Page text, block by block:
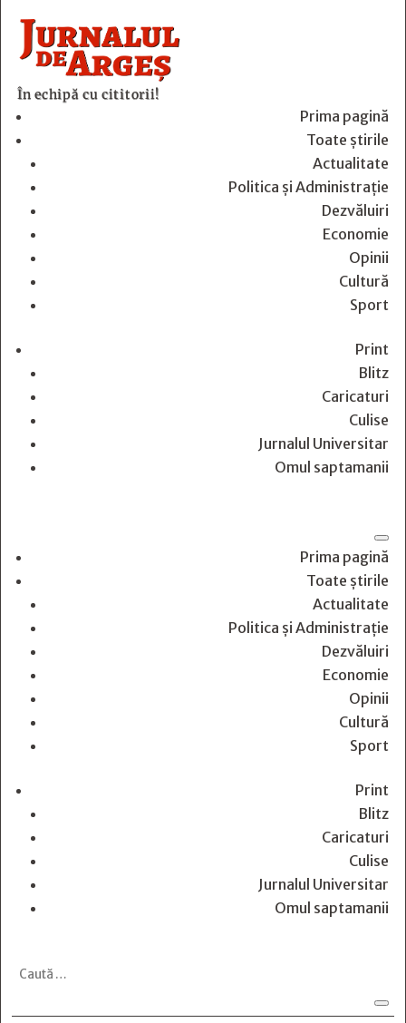
În echipă cu cititorii!
Prima pagină
Toate știrile
Actualitate
Politica și Administrație
Dezvăluiri
Economie
Opinii
Cultură
Sport
Print
Blitz
Caricaturi
Culise
Jurnalul Universitar
Omul saptamanii
Prima pagină
Toate știrile
Actualitate
Politica și Administrație
Dezvăluiri
Economie
Opinii
Cultură
Sport
Print
Blitz
Caricaturi
Culise
Jurnalul Universitar
Omul saptamanii